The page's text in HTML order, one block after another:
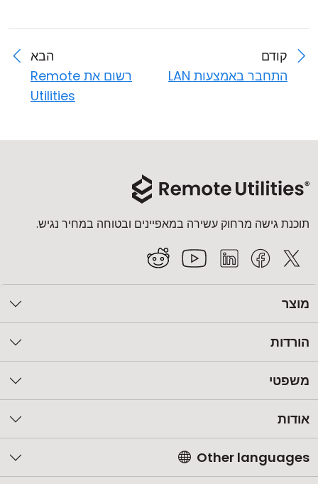
קודם
התחבר באמצעות LAN
הבא
רשום את Remote
Utilities
תוכנת גישה מרחוק עשירה במאפיינים ובטוחה במחיר נגיש.
מוצר
הורדות
משפטי
אודות
Other languages